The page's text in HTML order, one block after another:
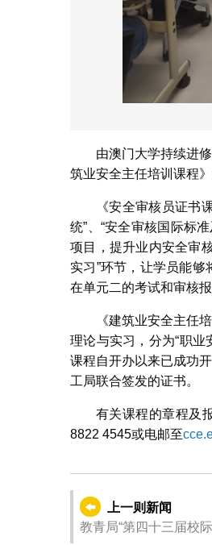
由澳门大学持续进
筑业安全主任培训课程
《安全审核员证书
统”、“安全审核国际标
项目，提升业内安全审
实习”环节，让学员能
在单元二的考试和审核
《建筑业安全主任
理论与实习，分为“职业
课程自开办以来已成功
工局联合签发的证书。
有关课程的章程及
8822 4545或电邮至
上一则新闻
教青局“第四十三届校